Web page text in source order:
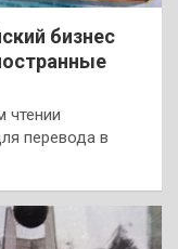
бизнес
чтении​
перевода в